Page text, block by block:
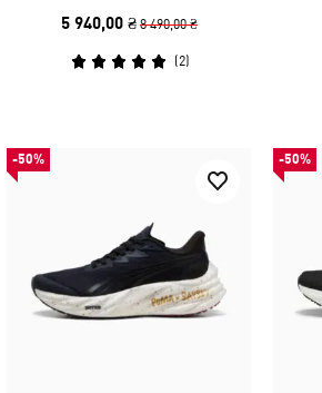
5 940,00 ₴ 8 490,00 ₴
(2)
-50% -50%